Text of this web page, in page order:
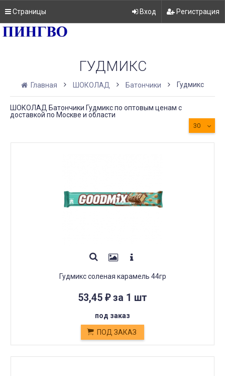
Страницы Вход Регистрация
ГУДМИКС
Главная ШОКОЛАД Батончики Гудмикс
ШОКОЛАД Батончики Гудмикс по оптовым ценам с
доставкой по Москве и области
30
Гудмикс соленая карамель 44гр
53,45 ₽за 1 шт
под заказ
ПОД ЗАКАЗ